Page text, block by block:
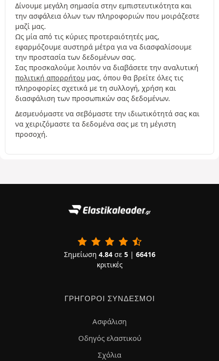
Δίνουμε μεγάλη σημασία στην εμπιστευτικότητα και
την ασφάλεια όλων των πληροφοριών που μοιράζεστε
μαζί μας.
Ως μία από τις κύριες προτεραιότητές μας,
εφαρμόζουμε αυστηρά μέτρα για να διασφαλίσουμε
την προστασία των δεδομένων σας.
Σας προσκαλούμε λοιπόν να διαβάσετε την αναλυτική
πολιτική απορρήτου μας, όπου θα βρείτε όλες τις
πληροφορίες σχετικά με τη συλλογή, χρήση και
διασφάλιση των προσωπικών σας δεδομένων.
Δεσμευόμαστε να σεβόμαστε την ιδιωτικότητά σας και
να χειριζόμαστε τα δεδομένα σας με τη μέγιστη
προσοχή.
Σημείωση 4.84σε 5| 66416
κριτικές
ΓΡΉΓΟΡΟΙ ΣΎΝΔΕΣΜΟΙ
Ασφάλιση
Οδηγός ελαστικού
Σχόλια